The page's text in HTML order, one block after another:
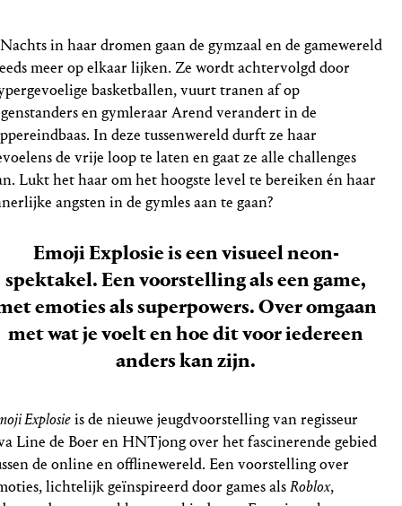
Nachts in haar dromen gaan de gymzaal en de gamewereld
meer op elkaar lijken. Ze wordt achtervolgd door
basketballen, vuurt tranen af op
en gymleraar Arend verandert in de
In deze tussenwereld durft ze haar
de vrije loop te laten en gaat ze alle challenges
Lukt het haar om het hoogste level te bereiken én haar
angsten in de gymles aan te gaan?
Emoji Explosie is een visueel neon-
spektakel. Een voorstelling als een game,
emoties als superpowers. Over omgaan
met wat je voelt en hoe dit voor iedereen
anders kan zijn.
Explosieis de nieuwe jeugdvoorstelling van regisseur
Line de Boer en HNTjong over het fascinerende gebied
de online en offlinewereld. Een voorstelling over
lichtelijk geïnspireerd door games alsRoblox,